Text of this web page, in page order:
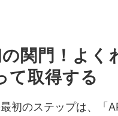
関門！よく
て取得する
初のステップは、「